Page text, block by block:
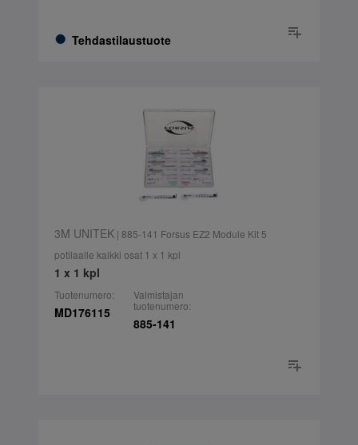
Tehdastilaustuote
3M UNITEK| 885-141 Forsus EZ2 Module Kit 5
potilaalle kaikki osat 1 x 1 kpl
1 x 1 kpl
Tuotenumero:
MD176115
Valmistajan
tuotenumero:
885-141